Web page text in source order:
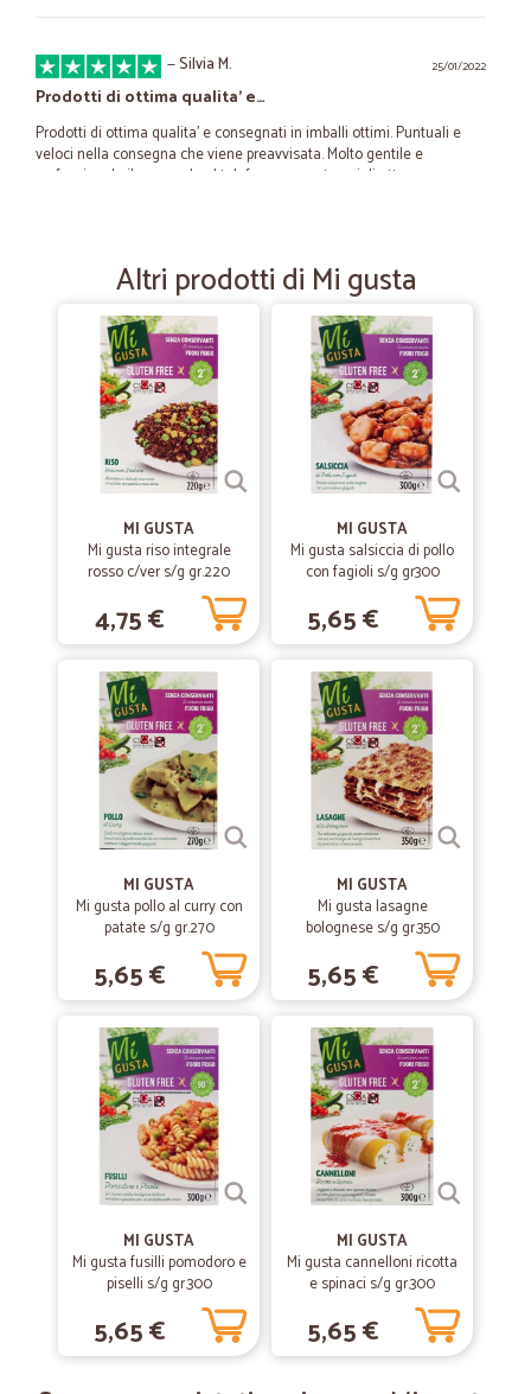
25/01/2022
—Silvia M.
Prodotti di ottima qualita' e…
Prodotti di ottima qualita' e consegnati in imballi ottimi. Puntuali e
veloci nella consegna che viene preavvisata. Molto gentile e
professionale il personale al telefono, senza tempi di attesa.
—Anna B.
confezione accurata e spedizione…
confezione accurata e spedizione rapidissima
22/05/2021
—Sergio L.
Sono diversi anni che abbiamo scelto…
line. Cicalia lo scorso anno durante il lockdown è stato l'unico a dare
la possibilità di prenotarsi per l'acquisti senza attendere troppo a
differenza di altri che,stranamente, avevano gli slot occupati per
settimane. Adesso attendiamo che affininino la loro capacità di
distribuzione con i surgelati anche per le regioni " sotto il Po".
Comunque sia grazie .
—Stefano R.
Confezione ben fatta
Confezione ben fatta. Consegna rispettata.
Prodotti ottimi e consegne veloci
Prodotti ottimi e consegne veloci
Celeri nella consegna...
Celeri nella consegna... Prodotti di qualità. . E prezzi un po alti ... Ma
con sconti ragionevoli
12/06/2019
—Luisa C.
Efficienti puntuali ed imballaggio eccezionale!! Che dire? Più di così
che ci vuoi?
07/05/2019
—Denis T.
Altri prodotti di Mi gusta
MI GUSTA
Mi gusta riso integrale
rosso c/ver s/g gr.220
4,75 €
MI GUSTA
Mi gusta salsiccia di pollo
con fagioli s/g gr300
5,65 €
MI GUSTA
Mi gusta pollo al curry con
patate s/g gr.270
5,65 €
MI GUSTA
Mi gusta lasagne
bolognese s/g gr.350
5,65 €
MI GUSTA
Mi gusta fusilli pomodoro e
piselli s/g gr.300
5,65 €
MI GUSTA
Mi gusta cannelloni ricotta
e spinaci s/g gr.300
5,65 €